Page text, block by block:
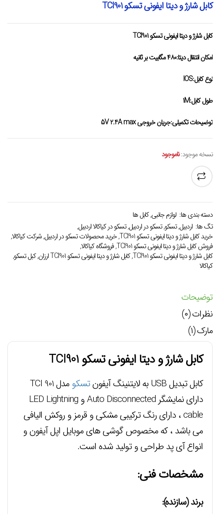
کابل شارژ و دیتا ایفونی تسکو TCI901
کابل شارژ و دیتا ایفونی تسکو TCI901
امکان انتقال دیتا:۴۸۰ مگابیت بر ثانیه
نوع کابل:IOS
طول کابل:1M
توضیحات تکمیلی:جریان خروجی 5V 2.4A max
نسخه موجود:ناموجود
دسته بندی ها: لوازم جانبی,کابل ها
تگ ها: اردبیل,تسکو,تسکو در اردبیل,تسکو در کیاکالا اردبیل,
خرید کابل شارژ و دیتا ایفونی تسکو TCI901
,خرید محصولات تسکو در اردبیل,شرکت کیاکالا,
فروش کابل شارژ و دیتا ایفونی تسکو TCI901
,فروشگاه کیاکالا,
کابل شارژ و دیتا ایفونی تسکو TCI901
,کابل شارژ و دیتا ایفونی تسکو TCI901 ارزان ,کبل تسکو,
کیاکالا
توضیحات
نظرات (۰)
مارک (۱)
کابل شارژ و دیتا ایفونی تسکو TCI901
کابل تبدیل USB به لایتنینگ آیفون تسکو
مدل TCI 901
دارای نمایشگر Auto Disconnected و LED Lightning
cable ، دارای رنگ ترکیبی مشکی و قرمز و روکش الیافی
می باشد ، که مخصوص گوشی های موبایل اپل آیفون و
انواع آی پد طراحی و تولید شده است.
مشخصات فنی:
برند (سازنده):